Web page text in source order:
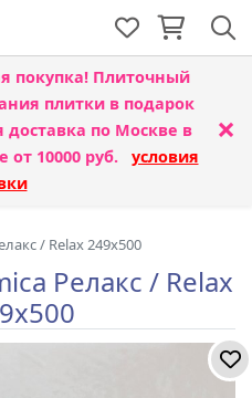
покупка! Плиточный
плитки в подарок
доставка по Москве в
от 10000 руб. условия
×
/ Relax 249x500
Релакс / Relax